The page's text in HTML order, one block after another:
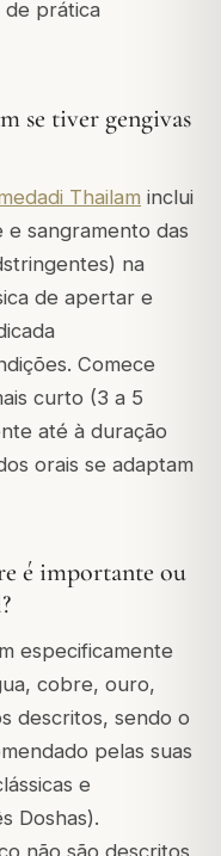
de prática
se tiver gengivas
Thailam inclui
e sangramento das
na
de apertar e
Comece
curto (3 a 5
até à duração
orais se adaptam
é importante ou
especificamente
cobre, ouro,
descritos, sendo o
pelas suas
e
Doshas).
não são descritos